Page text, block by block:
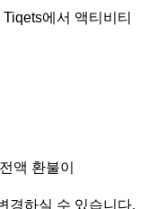
에서 액티비티
액 환불이
경하실 수 있습니다.